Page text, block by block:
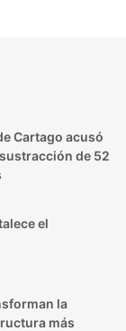
Cartago acusó
de 52
el
la
más